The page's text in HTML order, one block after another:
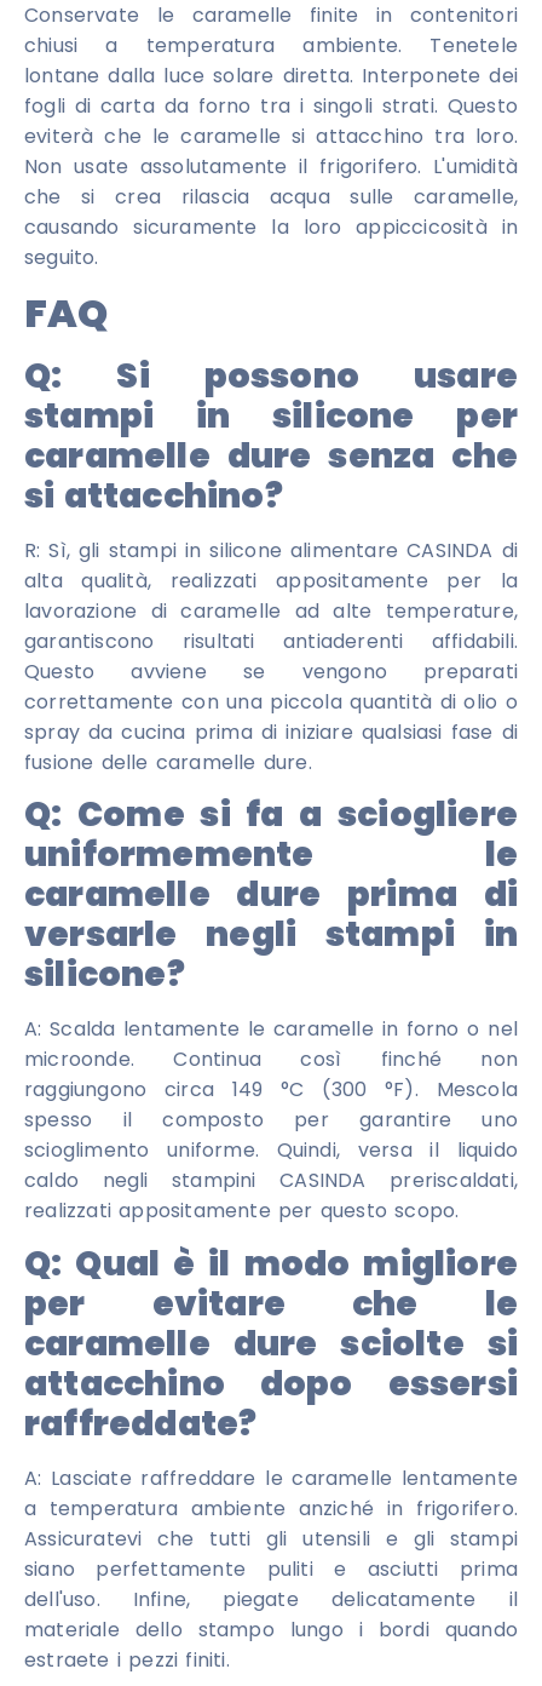
Conservate le caramelle finite in contenitori
chiusi a temperatura ambiente. Tenetele
lontane dalla luce solare diretta. Interponete dei
fogli di carta da forno tra i singoli strati. Questo
eviterà che le caramelle si attacchino tra loro.
Non usate assolutamente il frigorifero. L'umidità
che si crea rilascia acqua sulle caramelle,
causando sicuramente la loro appiccicosità in
seguito.
FAQ
Q: Si possono usare
stampi in silicone per
caramelle dure senza che
si attacchino?
R: Sì, gli stampi in silicone alimentare CASINDA di
alta qualità, realizzati appositamente per la
lavorazione di caramelle ad alte temperature,
garantiscono risultati antiaderenti affidabili.
Questo avviene se vengono preparati
correttamente con una piccola quantità di olio o
spray da cucina prima di iniziare qualsiasi fase di
fusione delle caramelle dure.
Q: Come si fa a sciogliere
uniformemente le
caramelle dure prima di
versarle negli stampi in
silicone?
A: Scalda lentamente le caramelle in forno o nel
microonde. Continua così finché non
raggiungono circa 149 °C (300 °F). Mescola
spesso il composto per garantire uno
scioglimento uniforme. Quindi, versa il liquido
caldo negli stampini CASINDA preriscaldati,
realizzati appositamente per questo scopo.
Q: Qual è il modo migliore
per evitare che le
caramelle dure sciolte si
attacchino dopo essersi
raffreddate?
A: Lasciate raffreddare le caramelle lentamente
a temperatura ambiente anziché in frigorifero.
Assicuratevi che tutti gli utensili e gli stampi
siano perfettamente puliti e asciutti prima
dell'uso. Infine, piegate delicatamente il
materiale dello stampo lungo i bordi quando
estraete i pezzi finiti.